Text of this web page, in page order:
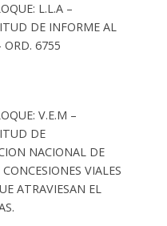
L.L.A –
DE INFORME AL
ORD. 6755
V.E.M –
DE
NACIONAL DE
VIALES
ATRAVIESAN EL